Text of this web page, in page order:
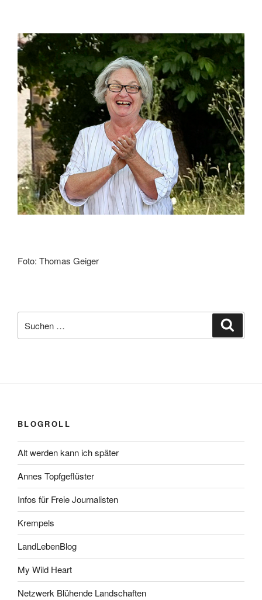
Foto: Thomas Geiger
nach:
BLOGROLL
Alt werden kann ich später
Annes Topfgeflüster
Infos für Freie Journalisten
Krempels
LandLebenBlog
My Wild Heart
Netzwerk Blühende Landschaften